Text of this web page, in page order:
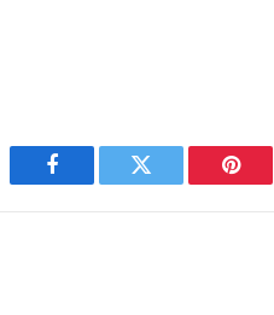
Facebook Twitter